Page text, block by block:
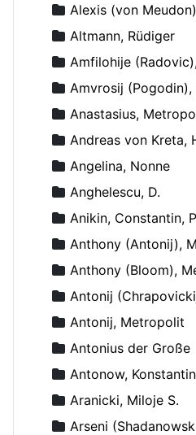
Alexis (von
Altmann, Rüdiger
Amfilohije
Amvrosij
Anastasius,
Andreas von Kreta,
Angelina, Nonne
Anghelescu, D.
Anikin, Constantin,
Anthony (Antonij),
Anthony (Bloom),
Antonij
Antonij, Metropolit
Antonius der Große
Antonow,
Aranicki, Miloje S.
Arseni